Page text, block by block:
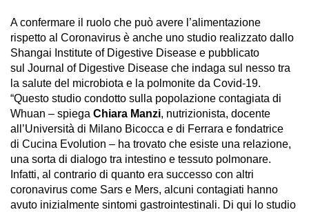
A confermare il ruolo che può avere l’alimentazione
rispetto al Coronavirus è anche uno studio realizzato dallo
Shangai Institute of Digestive Disease e pubblicato
sul Journal of Digestive Disease che indaga sul nesso tra
la salute del microbiota e la polmonite da Covid-19.
“Questo studio condotto sulla popolazione contagiata di
Whuan – spiega Chiara Manzi, nutrizionista, docente
all’Università di Milano Bicocca e di Ferrara e fondatrice
di Cucina Evolution – ha trovato che esiste una relazione,
una sorta di dialogo tra intestino e tessuto polmonare.
Infatti, al contrario di quanto era successo con altri
coronavirus come Sars e Mers, alcuni contagiati hanno
avuto inizialmente sintomi gastrointestinali. Di qui lo studio